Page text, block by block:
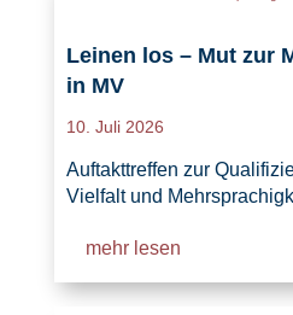
Leinen los – Mut zur
in MV
10. Juli 2026
Auftakttreffen zur
Vielfalt und
mehr lesen